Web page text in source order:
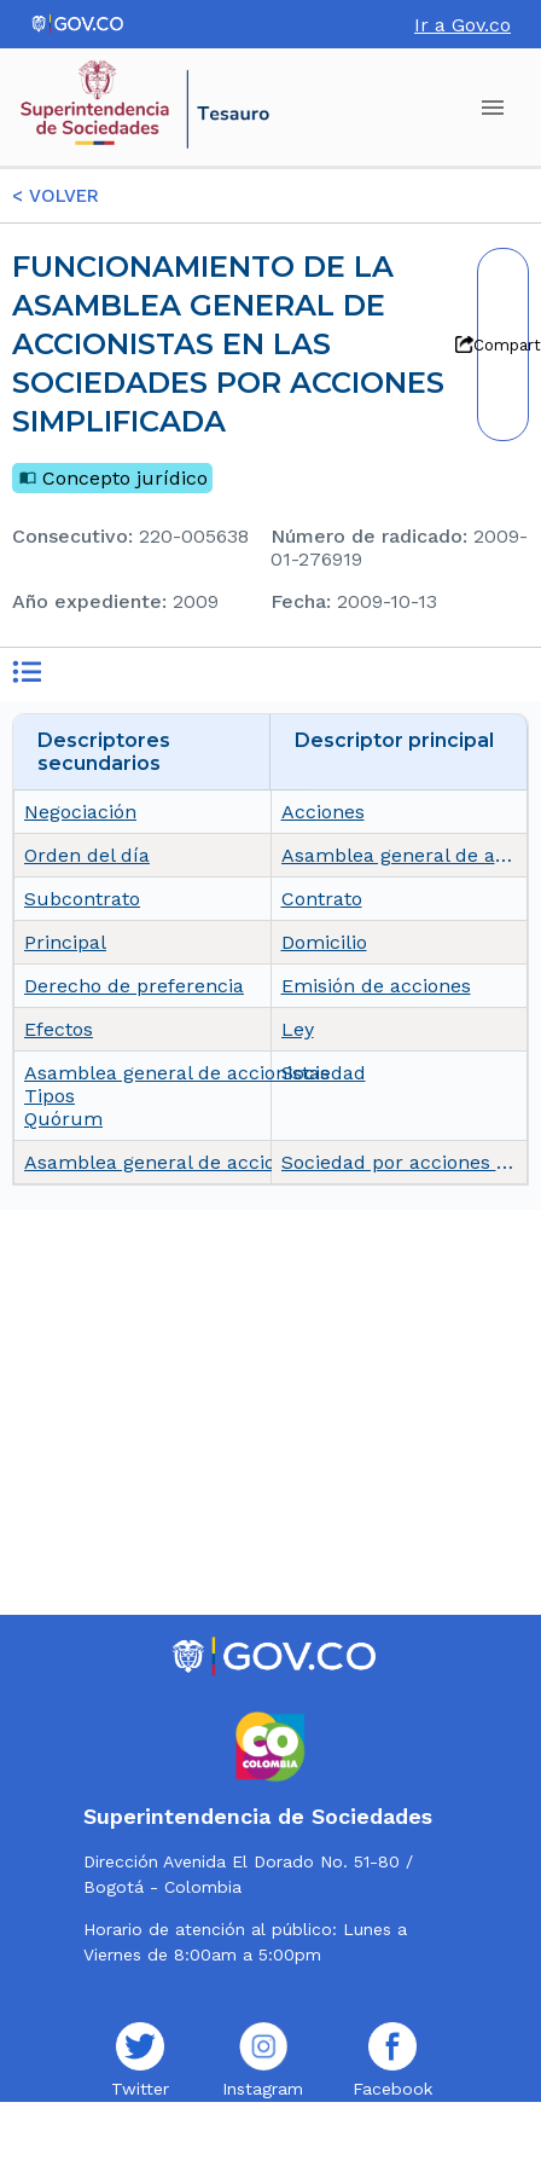
Ir a Gov.co
< VOLVER
FUNCIONAMIENTO DE LA
ASAMBLEA GENERAL DE
ACCIONISTAS EN LAS
SOCIEDADES POR ACCIONES
SIMPLIFICADA
Concepto jurídico
consecutivo: 220-005638 Número de radicado: 2009-
01-276919
Año expediente: 2009 Fecha: 2009-10-13
Descriptores
secundarios
Descriptor principal
Negociación
Acciones
Orden del día
Asamblea general de accionistas
Subcontrato
Contrato
Principal
Domicilio
Derecho de preferencia
Emisión de acciones
Efectos
Ley
Asamblea general de accionistas
Tipos
Quórum
Sociedad
Asamblea general de accionistas Sociedad por acciones simplificada
Superintendencia de Sociedades
Dirección Avenida El Dorado No. 51-80 /
Bogotá - Colombia
Horario de atención al público: Lunes a
Viernes de 8:00am a 5:00pm
Twitter Instagram Facebook